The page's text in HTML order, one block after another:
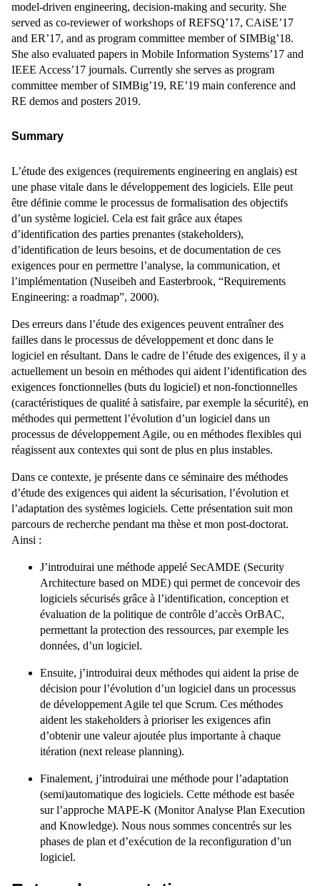
model-driven engineering, decision-making and security. She
served as co-reviewer of workshops of REFSQ’17, CAiSE’17
and ER’17, and as program committee member of SIMBig’18.
She also evaluated papers in Mobile Information Systems’17 and
IEEE Access’17 journals. Currently she serves as program
committee member of SIMBig’19, RE’19 main conference and
RE demos and posters 2019.
Summary
L’étude des exigences (requirements engineering en anglais) est
une phase vitale dans le développement des logiciels. Elle peut
être définie comme le processus de formalisation des objectifs
d’un système logiciel. Cela est fait grâce aux étapes
d’identification des parties prenantes (stakeholders),
d’identification de leurs besoins, et de documentation de ces
exigences pour en permettre l’analyse, la communication, et
l’implémentation (Nuseibeh and Easterbrook, “Requirements
Engineering: a roadmap”, 2000).
Des erreurs dans l’étude des exigences peuvent entraîner des
failles dans le processus de développement et donc dans le
logiciel en résultant. Dans le cadre de l’étude des exigences, il y a
actuellement un besoin en méthodes qui aident l’identification des
exigences fonctionnelles (buts du logiciel) et non-fonctionnelles
(caractéristiques de qualité à satisfaire, par exemple la sécurité), en
méthodes qui permettent l’évolution d’un logiciel dans un
processus de développement Agile, ou en méthodes flexibles qui
réagissent aux contextes qui sont de plus en plus instables.
Dans ce contexte, je présente dans ce séminaire des méthodes
d’étude des exigences qui aident la sécurisation, l’évolution et
l’adaptation des systèmes logiciels. Cette présentation suit mon
parcours de recherche pendant ma thèse et mon post-doctorat.
Ainsi :
J’introduirai une méthode appelé SecAMDE (Security
Architecture based on MDE) qui permet de concevoir des
logiciels sécurisés grâce à l’identification, conception et
évaluation de la politique de contrôle d’accès OrBAC,
permettant la protection des ressources, par exemple les
données, d’un logiciel.
Ensuite, j’introduirai deux méthodes qui aident la prise de
décision pour l’évolution d’un logiciel dans un processus
de développement Agile tel que Scrum. Ces méthodes
aident les stakeholders à prioriser les exigences afin
d’obtenir une valeur ajoutée plus importante à chaque
itération (next release planning).
Finalement, j’introduirai une méthode pour l’adaptation
(semi)automatique des logiciels. Cette méthode est basée
sur l’approche MAPE-K (Monitor Analyse Plan Execution
and Knowledge). Nous nous sommes concentrés sur les
phases de plan et d’exécution de la reconfiguration d’un
logiciel.